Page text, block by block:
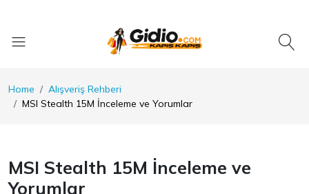
Home
Alışveriş Rehberi
MSI Stealth 15M İnceleme ve Yorumlar
MSI Stealth 15M İnceleme ve
Yorumlar